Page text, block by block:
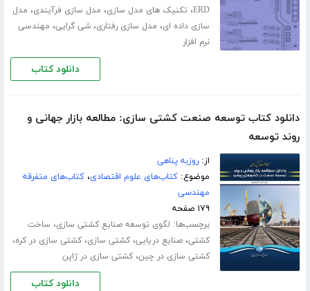
ERD، تکنیک های مدل سازی، مدل سازی فرآیندی، مدل
سازی داده ای، مدل سازی رفتاری،شی گرایی، مهندسی
نرم افزار
دانلود کتاب
دانلود کتاب توسعه صنعت کشتی سازی: مطالعه بازار جهانی و
روند توسعه
از:روزبه پناهی
موضوع:کتاب‌های علوم اقتصادی،کتاب‌های متفرقه
مهندسی
۱۷۹ صفحه
برچسب‌ها: لگوی توسعه صنایع کشتی‏ سازی، ساخت
کشتی،صنایع دریایی،کشتی سازی،کشتی سازی در کره،
کشتی سازی در چین،کشتی سازی در ژاپن
دانلود کتاب